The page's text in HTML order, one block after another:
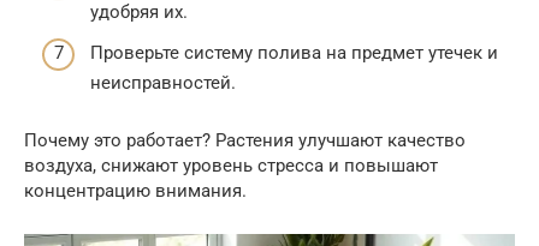
удобряя их.
Проверьте систему полива на предмет утечек и
неисправностей.
Почему это работает? Растения улучшают качество
воздуха, снижают уровень стресса и повышают
концентрацию внимания.